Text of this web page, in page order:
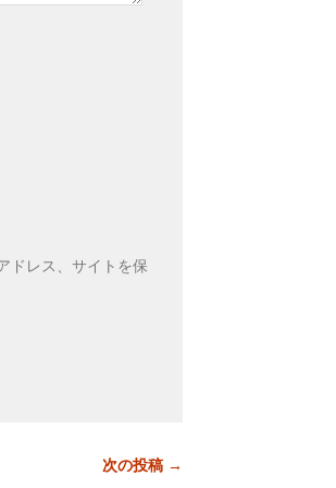
ドレス、サイトを保
次の投稿 →